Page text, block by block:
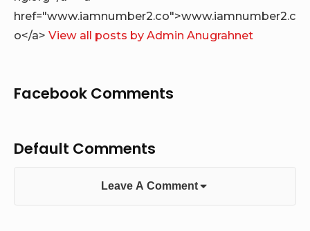
href="www.iamnumber2.co">www.iamnumber2.c
o</a> View all posts by Admin Anugrahnet
Facebook Comments
Default Comments
Leave A Comment